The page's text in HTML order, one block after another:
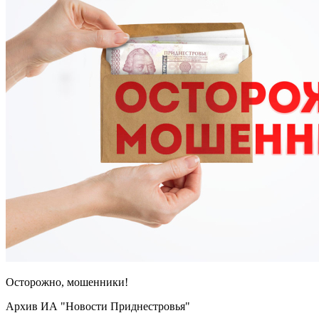
Осторожно, мошенники!
Архив ИА "Новости Приднестровья"